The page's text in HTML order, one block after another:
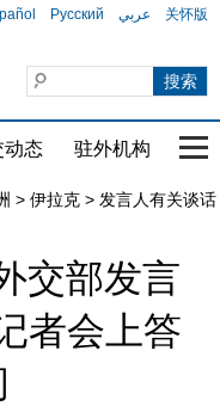
Русский عربي 关怀版
动态 驻外机构 国
> 伊拉克 > 发言人有关谈话
交部发言
者会上答